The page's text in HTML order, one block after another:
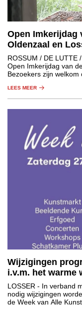
Open Imkerijdag
Oldenzaal en
ROSSUM / DE LUTTE
Open Imkerijdag van
Bezoekers zijn
bijen.
LEES MEER
Wijzigingen
i.v.m. het warme
LOSSER - In verband
nodig wijzigingen
de Week van Alle